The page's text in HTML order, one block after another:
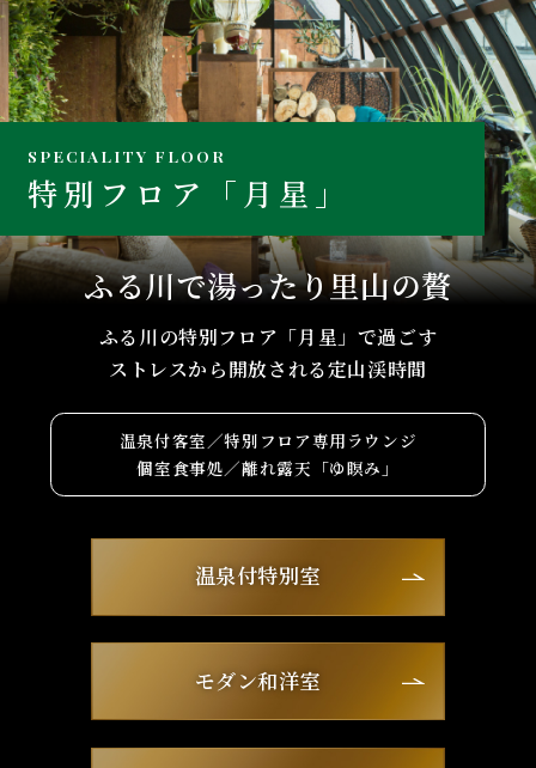
SPECIALITY FLOOR
特別フロア「月星」
ふる川で湯ったり里山の贅
ふる川の特別フロア「月星」で過ごす
ストレスから開放される定山渓時間
温泉付客室／特別フロア専用ラウンジ
個室食事処／離れ露天「ゆ瞑み」
温泉付特別室
モダン和洋室